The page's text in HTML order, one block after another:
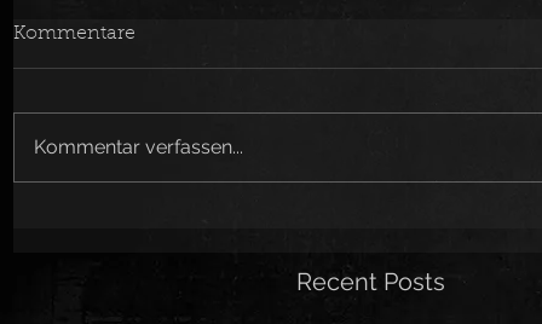
Kommentare
Kommentar verfassen...
Recent Posts